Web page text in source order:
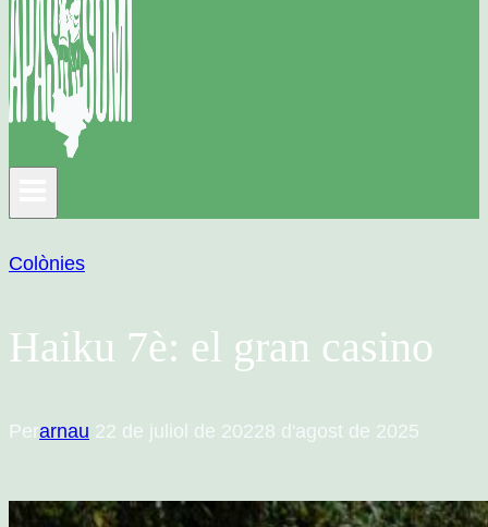
Colònies
Haiku 7è: el gran casino
Perarnau 22 de juliol de 20228 d'agost de 2025